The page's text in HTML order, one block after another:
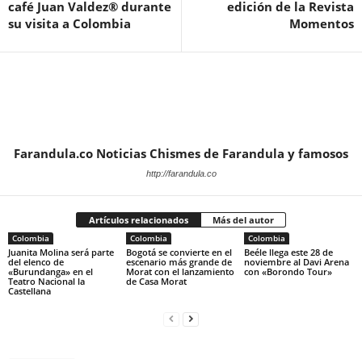
café Juan Valdez® durante
su visita a Colombia
edición de la Revista
Momentos
Farandula.co Noticias Chismes de Farandula y famosos
http://farandula.co
Artículos relacionados Más del autor
Colombia
Juanita Molina será parte
del elenco de
«Burundanga» en el
Teatro Nacional la
Castellana
Colombia
Bogotá se convierte en el
escenario más grande de
Morat con el lanzamiento
de Casa Morat
Colombia
Beéle llega este 28 de
noviembre al Davi Arena
con «Borondo Tour»